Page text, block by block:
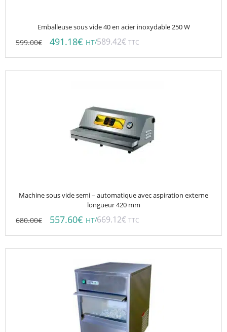
Emballeuse sous vide 40 en acier inoxydable 250 W
599.00€ 491.18€ HT/589.42€ TTC
Machine sous vide semi – automatique avec aspiration externe
longueur 420 mm
680.00€ 557.60€ HT/669.12€ TTC